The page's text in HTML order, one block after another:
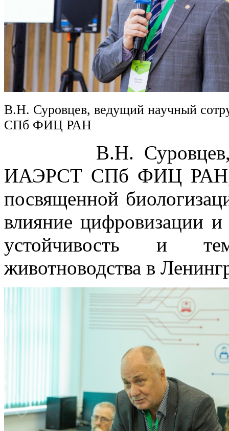
В.Н. Суровцев, ведущий научный
СПб ФИЦ РАН
В.Н. Суровцев,
ИАЭРСТ СПб ФИЦ РАН,
посвященной
влияние цифровизации и
устойчивость и
животноводства в